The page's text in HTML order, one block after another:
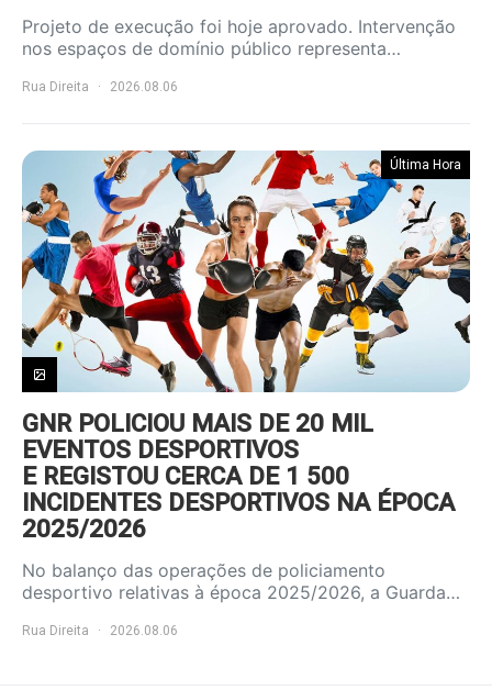
Projeto de execução foi hoje aprovado. Intervenção
nos espaços de domínio público representa…
Rua Direita 2026.08.06
Última Hora
GNR POLICIOU MAIS DE 20 MIL
EVENTOS DESPORTIVOS
E REGISTOU CERCA DE 1 500
INCIDENTES DESPORTIVOS NA ÉPOCA
2025/2026
No balanço das operações de policiamento
desportivo relativas à época 2025/2026, a Guarda…
Rua Direita 2026.08.06